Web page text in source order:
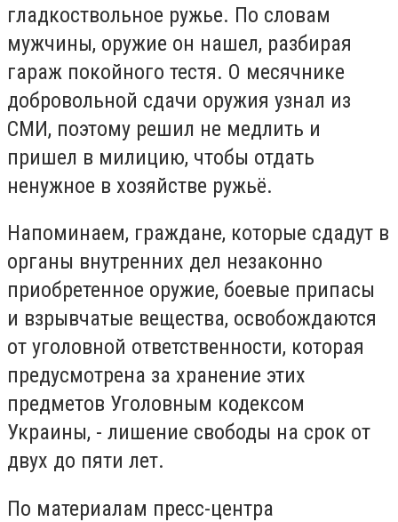
гладкоствольное ружье. По словам
мужчины, оружие он нашел, разбирая
гараж покойного тестя. О месячнике
добровольной сдачи оружия узнал из
СМИ, поэтому решил не медлить и
пришел в милицию, чтобы отдать
ненужное в хозяйстве ружьё.
Напоминаем, граждане, которые сдадут в
органы внутренних дел незаконно
приобретенное оружие, боевые припасы
и взрывчатые вещества, освобождаются
от уголовной ответственности, которая
предусмотрена за хранение этих
предметов Уголовным кодексом
Украины, - лишение свободы на срок от
двух до пяти лет.
По материалам пресс-центра